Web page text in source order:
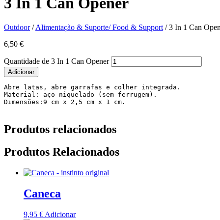
Outdoor/Alimentação & Suporte/ Food & Support / 3 In 1 Can
6,50 €
Quantidade de 3 In 1 Can Opener
Adicionar
Abre latas, abre garrafas e colher integrada.
Material: aço niquelado (sem ferrugem).
Dimensões:9 cm x 2,5 cm x 1 cm.
Produtos relacionados
Produtos Relacionados
Caneca
9,95 € Adicionar